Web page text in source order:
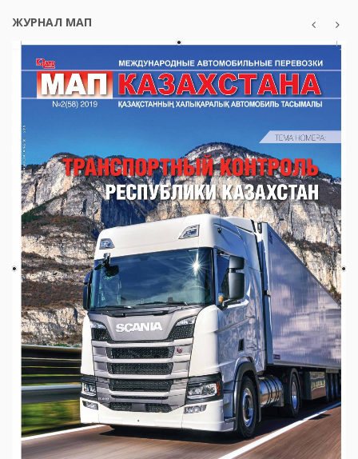
ЖУРНАЛ МАП